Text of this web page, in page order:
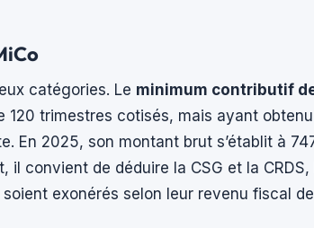
catégories. Le minimum contributif
120 trimestres cotisés, mais ayant
En 2025, son montant brut s’établit à
il convient de déduire la CSG et la
exonérés selon leur revenu fiscal